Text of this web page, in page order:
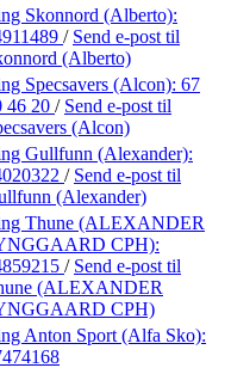
Skonnord (Alberto):
/ Send e-post til
(Alberto)
Specsavers (Alcon): 67
46 20 / Send e-post til
(Alcon)
Gullfunn (Alexander):
/ Send e-post til
(Alexander)
Thune (ALEXANDER
CPH):
/ Send e-post til
(ALEXANDER
CPH)
Anton Sport (Alfa Sko):